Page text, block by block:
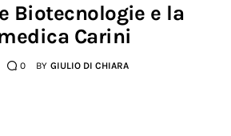
Biotecnologie e la
Carini
0 BY GIULIO DI CHIARA